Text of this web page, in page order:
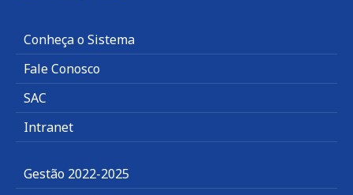
Conheça o Sistema
Fale Conosco
SAC
Intranet
Gestão 2022-2025